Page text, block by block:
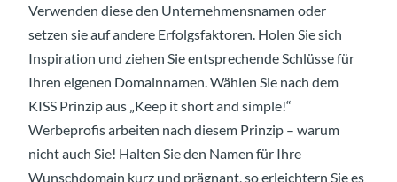
Verwenden diese den Unternehmensnamen oder
setzen sie auf andere Erfolgsfaktoren. Holen Sie sich
Inspiration und ziehen Sie entsprechende Schlüsse für
Ihren eigenen Domainnamen. Wählen Sie nach dem
KISS Prinzip aus „Keep it short and simple!“
Werbeprofis arbeiten nach diesem Prinzip – warum
nicht auch Sie! Halten Sie den Namen für Ihre
Wunschdomain kurz und prägnant, so erleichtern Sie es